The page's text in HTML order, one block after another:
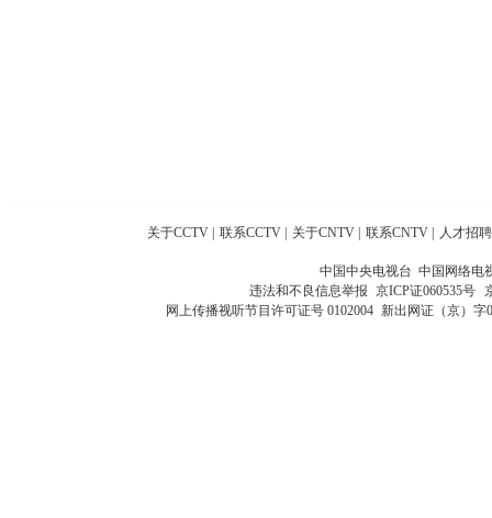
关于CCTV 联系CCTV 关于CNTV 联系CNTV 人才招聘
中国中央电视台 中国网络电
违法和不良信息举报 京ICP证060535号
网上传播视听节目许可证号 0102004 新出网证（京）